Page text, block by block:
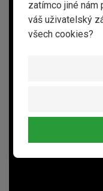
zatímco jiné nám
váš uživatelský
všech cookies?